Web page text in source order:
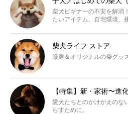
柴犬ビギナーの不安を解消
たいアイテム、自宅環境、
柴犬ライフ ストア
厳選＆オリジナルの柴グッ
【特集】新・家術〜進
愛犬たちとのかけがえのな
らすために。